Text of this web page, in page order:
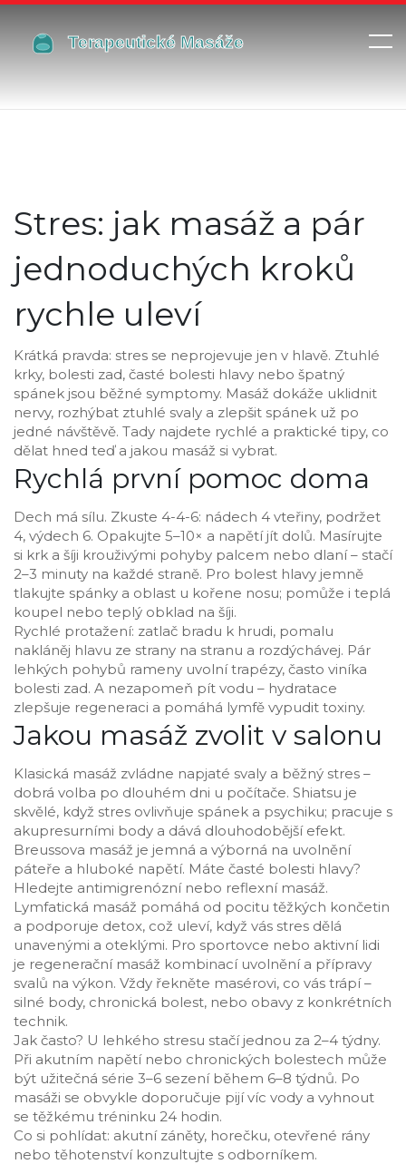
Stres: jak masáž a pár
jednoduchých kroků
rychle uleví
Krátká pravda: stres se neprojevuje jen v hlavě. Ztuhlé
krky, bolesti zad, časté bolesti hlavy nebo špatný
spánek jsou běžné symptomy. Masáž dokáže uklidnit
nervy, rozhýbat ztuhlé svaly a zlepšit spánek už po
jedné návštěvě. Tady najdete rychlé a praktické tipy, co
dělat hned teď a jakou masáž si vybrat.
Rychlá první pomoc doma
Dech má sílu. Zkuste 4-4-6: nádech 4 vteřiny, podržet
4, výdech 6. Opakujte 5–10× a napětí jít dolů. Masírujte
si krk a šíji krouživými pohyby palcem nebo dlaní – stačí
2–3 minuty na každé straně. Pro bolest hlavy jemně
tlakujte spánky a oblast u kořene nosu; pomůže i teplá
koupel nebo teplý obklad na šíji.
Rychlé protažení: zatlač bradu k hrudi, pomalu
nakláněj hlavu ze strany na stranu a rozdýchávej. Pár
lehkých pohybů rameny uvolní trapézy, často viníka
bolesti zad. A nezapomeň pít vodu – hydratace
zlepšuje regeneraci a pomáhá lymfě vypudit toxiny.
Jakou masáž zvolit v salonu
Klasická masáž zvládne napjaté svaly a běžný stres –
dobrá volba po dlouhém dni u počítače. Shiatsu je
skvělé, když stres ovlivňuje spánek a psychiku; pracuje s
akupresurními body a dává dlouhodobější efekt.
Breussova masáž je jemná a výborná na uvolnění
páteře a hluboké napětí. Máte časté bolesti hlavy?
Hledejte antimigrenózní nebo reflexní masáž.
Lymfatická masáž pomáhá od pocitu těžkých končetin
a podporuje detox, což uleví, když vás stres dělá
unavenými a oteklými. Pro sportovce nebo aktivní lidi
je regenerační masáž kombinací uvolnění a přípravy
svalů na výkon. Vždy řekněte masérovi, co vás trápí –
silné body, chronická bolest, nebo obavy z konkrétních
technik.
Jak často? U lehkého stresu stačí jednou za 2–4 týdny.
Při akutním napětí nebo chronických bolestech může
být užitečná série 3–6 sezení během 6–8 týdnů. Po
masáži se obvykle doporučuje pijí víc vody a vyhnout
se těžkému tréninku 24 hodin.
Co si pohlídat: akutní záněty, horečku, otevřené rány
nebo těhotenství konzultujte s odborníkem.